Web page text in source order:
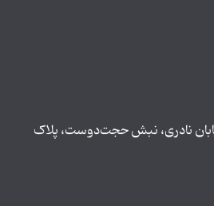
نادری، نبش حجت‌دوست، پلاک